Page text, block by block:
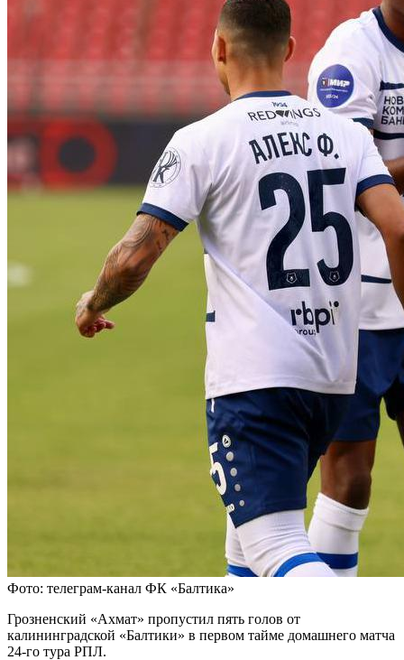
Фото: телеграм-канал ФК «Балтика»
Грозненский «Ахмат» пропустил пять голов от
калининградской «Балтики» в первом тайме домашнего матча
24-го тура РПЛ.